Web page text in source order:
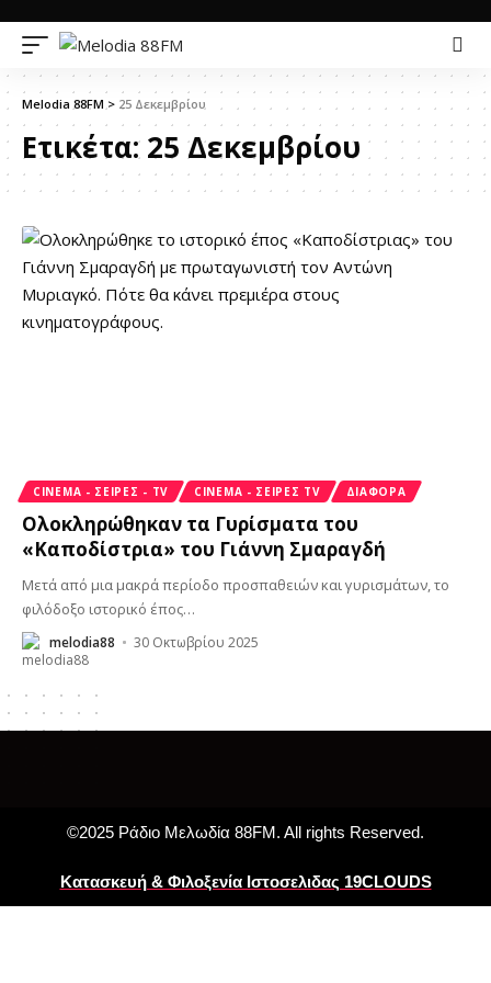
Melodia 88FM > 25 Δεκεμβρίου
Ετικέτα:25 Δεκεμβρίου
CINEMA - ΣΕΙΡΈΣ - TV CINEMA - ΣΕΙΡΈΣ TV ΔΙΑΦΟΡΑ
Ολοκληρώθηκαν τα Γυρίσματα του
«Καποδίστρια» του Γιάννη Σμαραγδή
Μετά από μια μακρά περίοδο προσπαθειών και γυρισμάτων, το
φιλόδοξο ιστορικό έπος…
melodia88 30 Οκτωβρίου 2025
©2025 Ράδιο Μελωδία 88FM. All rights Reserved.
Κατασκευή & Φιλοξενία Ιστοσελιδας 19CLOUDS